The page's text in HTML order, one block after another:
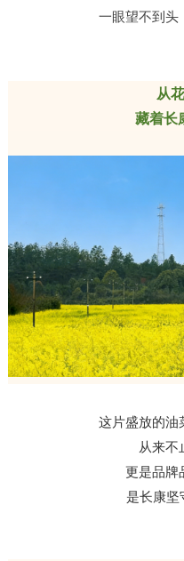
一眼望不到头
从
藏着长
这片盛放的油
从来不
更是品牌
是长康坚